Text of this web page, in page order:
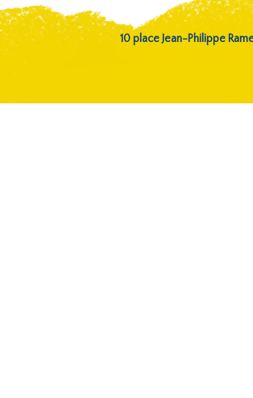
10 place Jean-Philippe